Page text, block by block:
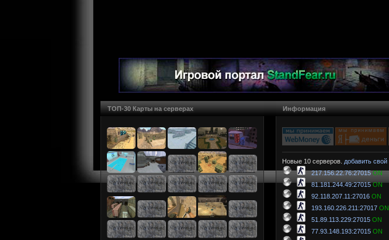
ТОП-30 Карты на серверах Информация
Новые 10 серверов. добавить свой
217.156.22.76:27015ON
81.181.244.49:27015ON
92.118.207.11:27016 ON
193.160.226.211:27017 ON
51.89.113.229:27015 ON
77.93.148.193:27015 ON